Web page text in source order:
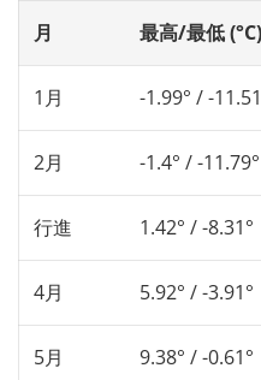
月 最高/最低 (°C)
1月 -1.99° / -
2月 -1.4° / -11.79°
行進 1.42° / -8.31°
4月 5.92° / -3.91°
5月 9.38° / -0.61°